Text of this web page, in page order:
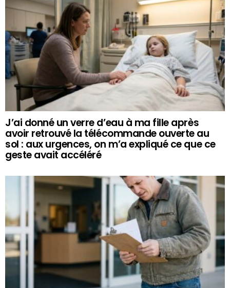
J’ai donné un verre d’eau à ma fille après
avoir retrouvé la télécommande ouverte au
sol : aux urgences, on m’a expliqué ce que ce
geste avait accéléré